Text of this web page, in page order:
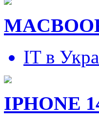
IT в
IPHONE